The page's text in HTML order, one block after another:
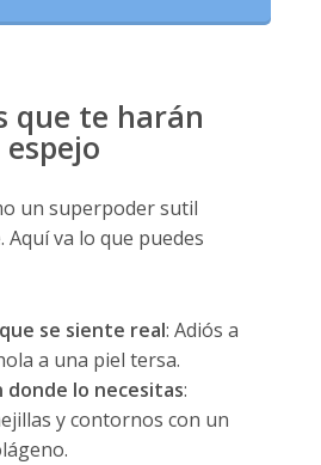
que te harán
un superpoder sutil
va lo que puedes
se siente real: Adiós a
a una piel tersa.
donde lo necesitas:
y contornos con un